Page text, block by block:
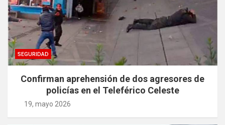
SEGURIDAD
Confirman aprehensión de dos agresores de
policías en el Teleférico Celeste
19, mayo 2026